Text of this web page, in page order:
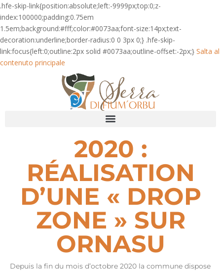
.hfe-skip-link{position:absolute;left:-9999px;top:0;z-
index:100000;padding:0.75em
1.5em;background:#fff;color:#0073aa;font-size:14px;text-
decoration:underline;border-radius:0 0 3px 0;} .hfe-skip-
link:focus{left:0;outline:2px solid #0073aa;outline-offset:-2px;} Salta al
contenuto principale
2020 :
RÉALISATION
D’UNE « DROP
ZONE » SUR
ORNASU
Depuis la fin du mois d’octobre 2020 la commune dispose